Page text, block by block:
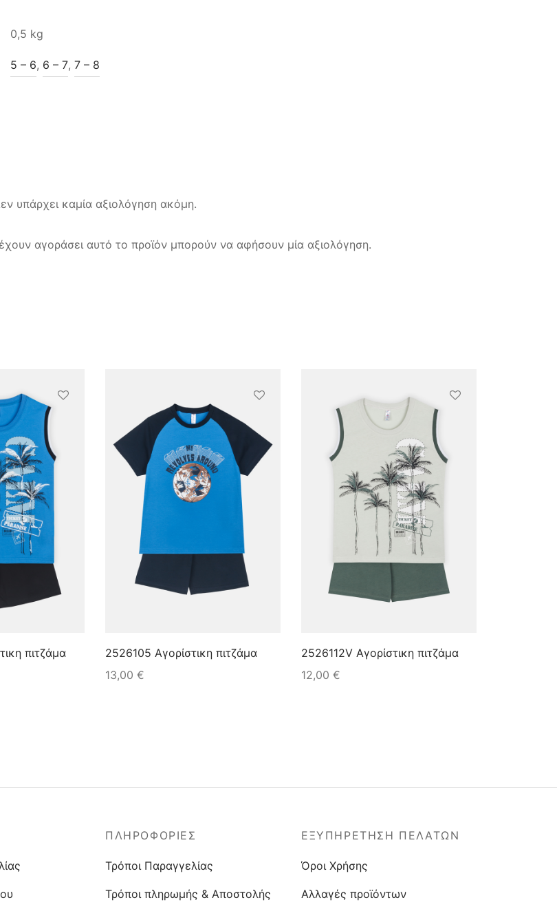
0,5 kg
5 – 6, 6 – 7, 7 – 8
υπάρχει καμία αξιολόγηση ακόμη.
αγοράσει αυτό το προϊόν μπορούν να αφήσουν μία αξιολόγηση.
πιτζάμα
2526105 Αγορίστικη πιτζάμα
13,00 €
2526112V Αγορίστικη πιτζάμα
12,00 €
ΠΛΗΡΟΦΟΡΙΕΣ
Τρόποι Παραγγελίας
Τρόποι πληρωμής & Αποστολής
ΕΞΥΠΗΡΕΤΗΣΗ ΠΕΛΑΤΩΝ
Όροι Χρήσης
Αλλαγές προϊόντων